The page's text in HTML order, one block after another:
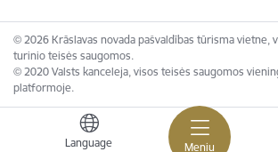
Meniu
Language
© 2026 Krāslavas novada pašvaldības tūrisma vietne,
turinio teisės saugomos.
© 2020 Valsts kanceleja, visos teisės saugomos
platformoje.